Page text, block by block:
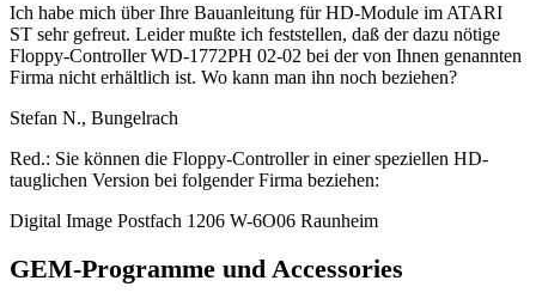
Ich habe mich über Ihre Bauanleitung für HD-Module im ATARI
ST sehr gefreut. Leider mußte ich feststellen, daß der dazu nötige
Floppy-Controller WD-1772PH 02-02 bei der von Ihnen genannten
Firma nicht erhältlich ist. Wo kann man ihn noch beziehen?
Stefan N., Bungelrach
Red.: Sie können die Floppy-Controller in einer speziellen HD-
tauglichen Version bei folgender Firma beziehen:
Digital Image Postfach 1206 W-6O06 Raunheim
GEM-Programme und Accessories